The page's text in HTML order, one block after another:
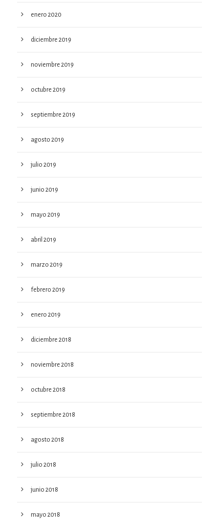
enero 2020
diciembre 2019
noviembre 2019
octubre 2019
septiembre 2019
agosto 2019
julio 2019
junio 2019
mayo 2019
abril 2019
marzo 2019
febrero 2019
enero 2019
diciembre 2018
noviembre 2018
octubre 2018
septiembre 2018
agosto 2018
julio 2018
junio 2018
mayo 2018